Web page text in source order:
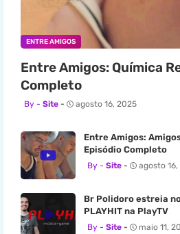
ENTRE AMIGOS
Entre Amigos: Química
Completo
Site agosto 16, 2025
Entre Amigos:
Episódio Completo
Site agosto
Br Polidoro estreia
PLAYHIT na PlayTV
Site maio 11,